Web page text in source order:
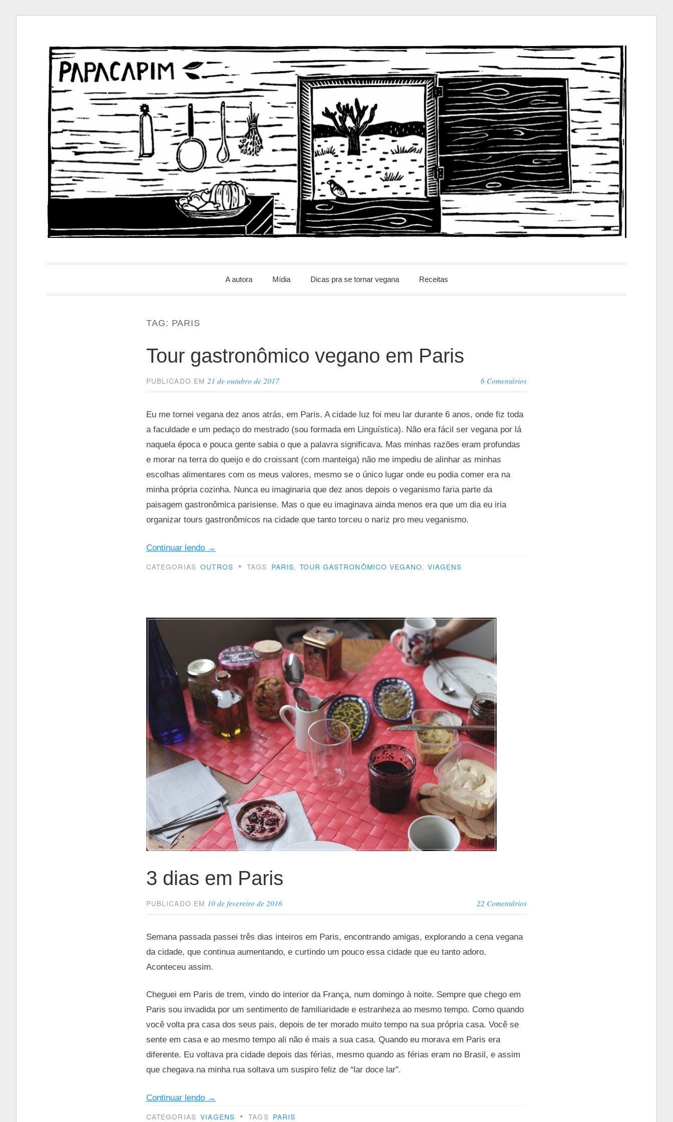
conteúdo
PapacapimA autora Mídia Dicas pra se tornar vegana Receitas
TAG: PARIS
Tour gastronômico vegano em Paris
PUBLICADO EM21 de outubro de 2017 6 Comentários
Eu me tornei vegana dez anos atrás, em Paris. A cidade luz foi meu lar durante 6 anos, onde fiz toda
a faculdade e um pedaço do mestrado (sou formada em Linguística). Não era fácil ser vegana por lá
naquela época e pouca gente sabia o que a palavra significava. Mas minhas razões eram profundas
e morar na terra do queijo e do croissant (com manteiga) não me impediu de alinhar as minhas
escolhas alimentares com os meus valores, mesmo se o único lugar onde eu podia comer era na
minha própria cozinha. Nunca eu imaginaria que dez anos depois o veganismo faria parte da
paisagem gastronômica parisiense. Mas o que eu imaginava ainda menos era que um dia eu iria
organizar tours gastronômicos na cidade que tanto torceu o nariz pro meu veganismo.
Continuar lendo “Tour
gastronômico
→
CATEGORIAS OUTROS • TAGS PARIS, TOUR GASTRONÔMICO VEGANO, VIAGENS
3 dias em Paris
PUBLICADO EM 10 de fevereiro de 2016 22 Comentários
Semana passada passei três dias inteiros em Paris, encontrando amigas, explorando a cena vegana
da cidade, que continua aumentando, e curtindo um pouco essa cidade que eu tanto adoro.
Aconteceu assim.
Cheguei em Paris de trem, vindo do interior da França, num domingo à noite. Sempre que chego em
Paris sou invadida por um sentimento de familiaridade e estranheza ao mesmo tempo. Como quando
você volta pra casa dos seus pais, depois de ter morado muito tempo na sua própria casa. Você se
sente em casa e ao mesmo tempo ali não é mais a sua casa. Quando eu morava em Paris era
diferente. Eu voltava pra cidade depois das férias, mesmo quando as férias eram no Brasil, e assim
que chegava na minha rua soltava um suspiro feliz de “lar doce lar”.
Continuar lendo “3
dias
→
CATEGORIAS VIAGENS • TAGS PARIS